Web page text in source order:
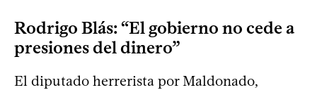
Rodrigo Blás: “El gobierno no cede a
presiones del dinero”
El diputado herrerista por Maldonado,